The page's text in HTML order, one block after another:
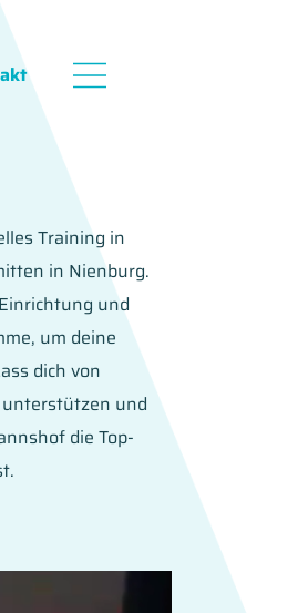
Training in
in Nienburg.
und
um deine
dich von
und
die Top-